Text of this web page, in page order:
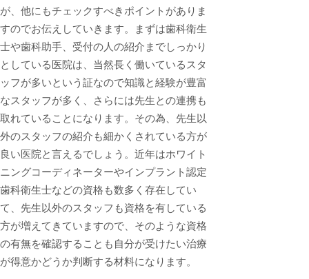
が、他にもチェックすべきポイントがありま
すのでお伝えしていきます。まずは歯科衛生
士や歯科助手、受付の人の紹介までしっかり
としている医院は、当然長く働いているスタ
ッフが多いという証なので知識と経験が豊富
なスタッフが多く、さらには先生との連携も
取れていることになります。その為、先生以
外のスタッフの紹介も細かくされている方が
良い医院と言えるでしょう。近年はホワイト
ニングコーディネーターやインプラント認定
歯科衛生士などの資格も数多く存在してい
て、先生以外のスタッフも資格を有している
方が増えてきていますので、そのような資格
の有無を確認することも自分が受けたい治療
が得意かどうか判断する材料になります。